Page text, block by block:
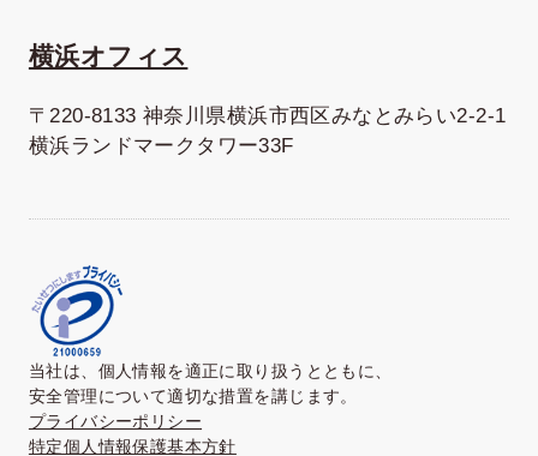
横浜オフィス
〒220-8133 神奈川県横浜市西区みなとみらい2-2-1
横浜ランドマークタワー33F
当社は、個人情報を適正に取り扱うとともに、
安全管理について適切な措置を講じます。
プライバシーポリシー
特定個人情報保護基本方針